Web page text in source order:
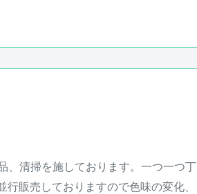
。
ださい。
、清掃を施しております。一つ一つ丁
行販売しておりますので色味の変化、